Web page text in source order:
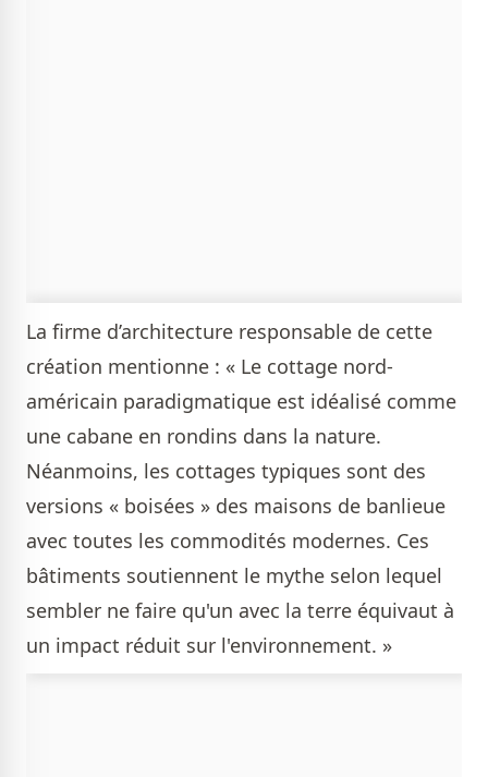
La firme d’architecture responsable de cette
création mentionne : « Le cottage nord-
américain paradigmatique est idéalisé comme
une cabane en rondins dans la nature.
Néanmoins, les cottages typiques sont des
versions « boisées » des maisons de banlieue
avec toutes les commodités modernes. Ces
bâtiments soutiennent le mythe selon lequel
sembler ne faire qu'un avec la terre équivaut à
un impact réduit sur l'environnement. »